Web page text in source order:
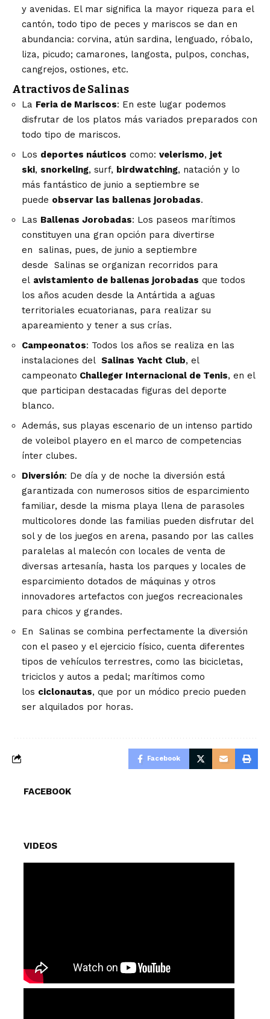
y avenidas. El mar significa la mayor riqueza para el
cantón, todo tipo de peces y mariscos se dan en
abundancia: corvina, atún sardina, lenguado, róbalo,
liza, picudo; camarones, langosta, pulpos, conchas,
cangrejos, ostiones, etc.
Atractivos de Salinas
La Feria de Mariscos: En este lugar podemos
disfrutar de los platos más variados preparados con
todo tipo de mariscos.
Los deportes náuticos como: velerismo, jet
ski, snorkeling, surf, birdwatching, natación y lo
más fantástico de junio a septiembre se
puede observar las ballenas jorobadas.
Las Ballenas Jorobadas: Los paseos marítimos
constituyen una gran opción para divertirse
en salinas, pues, de junio a septiembre
desde Salinas se organizan recorridos para
el avistamiento de ballenas jorobadas que todos
los años acuden desde la Antártida a aguas
territoriales ecuatorianas, para realizar su
apareamiento y tener a sus crías.
Campeonatos: Todos los años se realiza en las
instalaciones del Salinas Yacht Club, el
campeonato Challeger Internacional de Tenis, en el
que participan destacadas figuras del deporte
blanco.
Además, sus playas escenario de un intenso partido
de voleibol playero en el marco de competencias
ínter clubes.
Diversión: De día y de noche la diversión está
garantizada con numerosos sitios de esparcimiento
familiar, desde la misma playa llena de parasoles
multicolores donde las familias pueden disfrutar del
sol y de los juegos en arena, pasando por las calles
paralelas al malecón con locales de venta de
diversas artesanía, hasta los parques y locales de
esparcimiento dotados de máquinas y otros
innovadores artefactos con juegos recreacionales
para chicos y grandes.
En Salinas se combina perfectamente la diversión
con el paseo y el ejercicio físico, cuenta diferentes
tipos de vehículos terrestres, como las bicicletas,
triciclos y autos a pedal; marítimos como
los ciclonautas, que por un módico precio pueden
ser alquilados por horas.
Facebook
FACEBOOK
VIDEOS